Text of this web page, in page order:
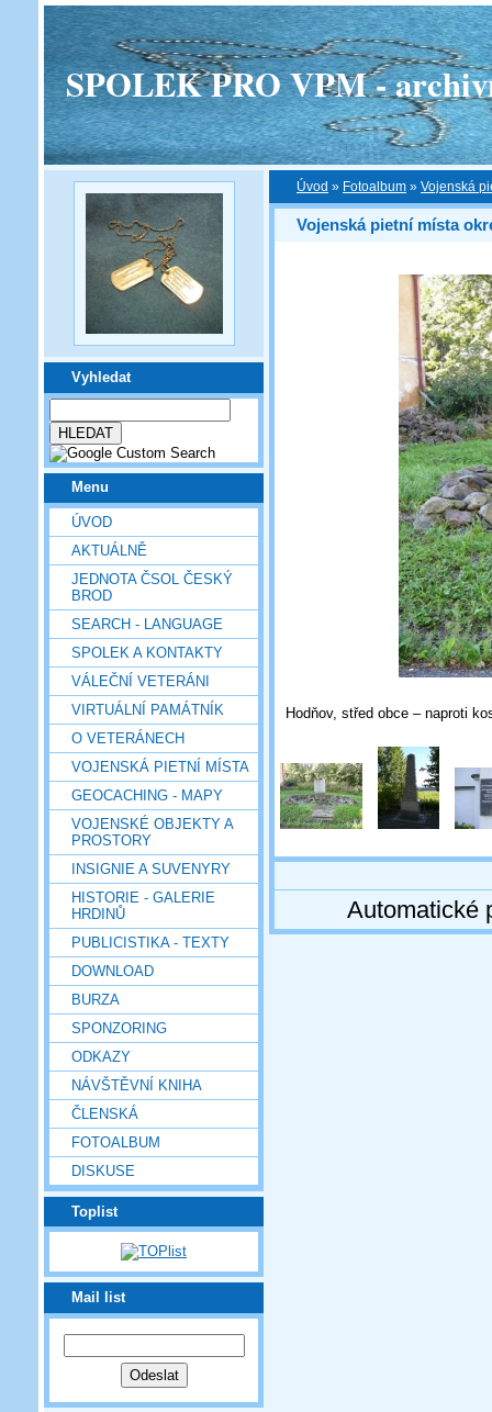
SPOLEK PRO VPM -
Vyhledat
Menu
ÚVOD
AKTUÁLNĚ
JEDNOTA ČSOL ČESKÝ
BROD
SEARCH - LANGUAGE
SPOLEK A KONTAKTY
VÁLEČNÍ VETERÁNI
VIRTUÁLNÍ PAMÁTNÍK
O VETERÁNECH
VOJENSKÁ PIETNÍ MÍSTA
GEOCACHING - MAPY
VOJENSKÉ OBJEKTY A
PROSTORY
INSIGNIE A SUVENYRY
HISTORIE - GALERIE
HRDINŮ
PUBLICISTIKA - TEXTY
DOWNLOAD
BURZA
SPONZORING
ODKAZY
NÁVŠTĚVNÍ KNIHA
ČLENSKÁ
FOTOALBUM
DISKUSE
Toplist
Mail list
Úvod » Fotoalbum » Vojenská
Vojenská pietní místa
Hodňov, střed obce – naproti
Automatické